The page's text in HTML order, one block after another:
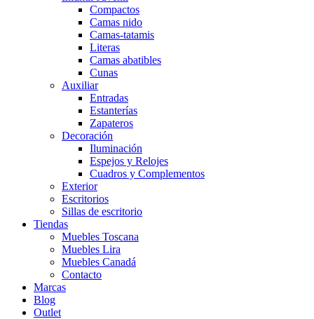
Compactos
Camas nido
Camas-tatamis
Literas
Camas abatibles
Cunas
Auxiliar
Entradas
Estanterías
Zapateros
Decoración
Iluminación
Espejos y Relojes
Cuadros y Complementos
Exterior
Escritorios
Sillas de escritorio
Tiendas
Muebles Toscana
Muebles Lira
Muebles Canadá
Contacto
Marcas
Blog
Outlet